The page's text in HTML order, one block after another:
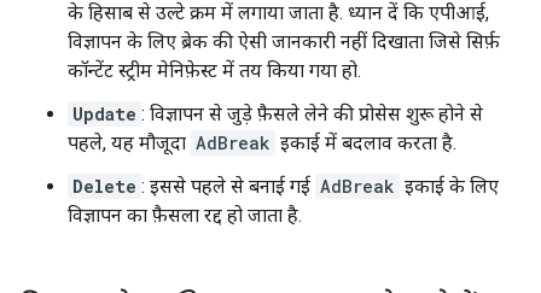
के हिसाब से उल्टे क्रम में लगाया जाता है. ध्यान दें कि एपीआई,
विज्ञापन के लिए ब्रेक की ऐसी जानकारी नहीं दिखाता जिसे सिर्फ़
कॉन्टेंट स्ट्रीम मेनिफ़ेस्ट में तय किया गया हो.
Update : विज्ञापन से जुड़े फ़ैसले लेने की प्रोसेस शुरू होने से
पहले, यह मौजूदा AdBreak इकाई में बदलाव करता है.
Delete : इससे पहले से बनाई गई AdBreak इकाई के लिए
विज्ञापन का फ़ैसला रद्द हो जाता है.